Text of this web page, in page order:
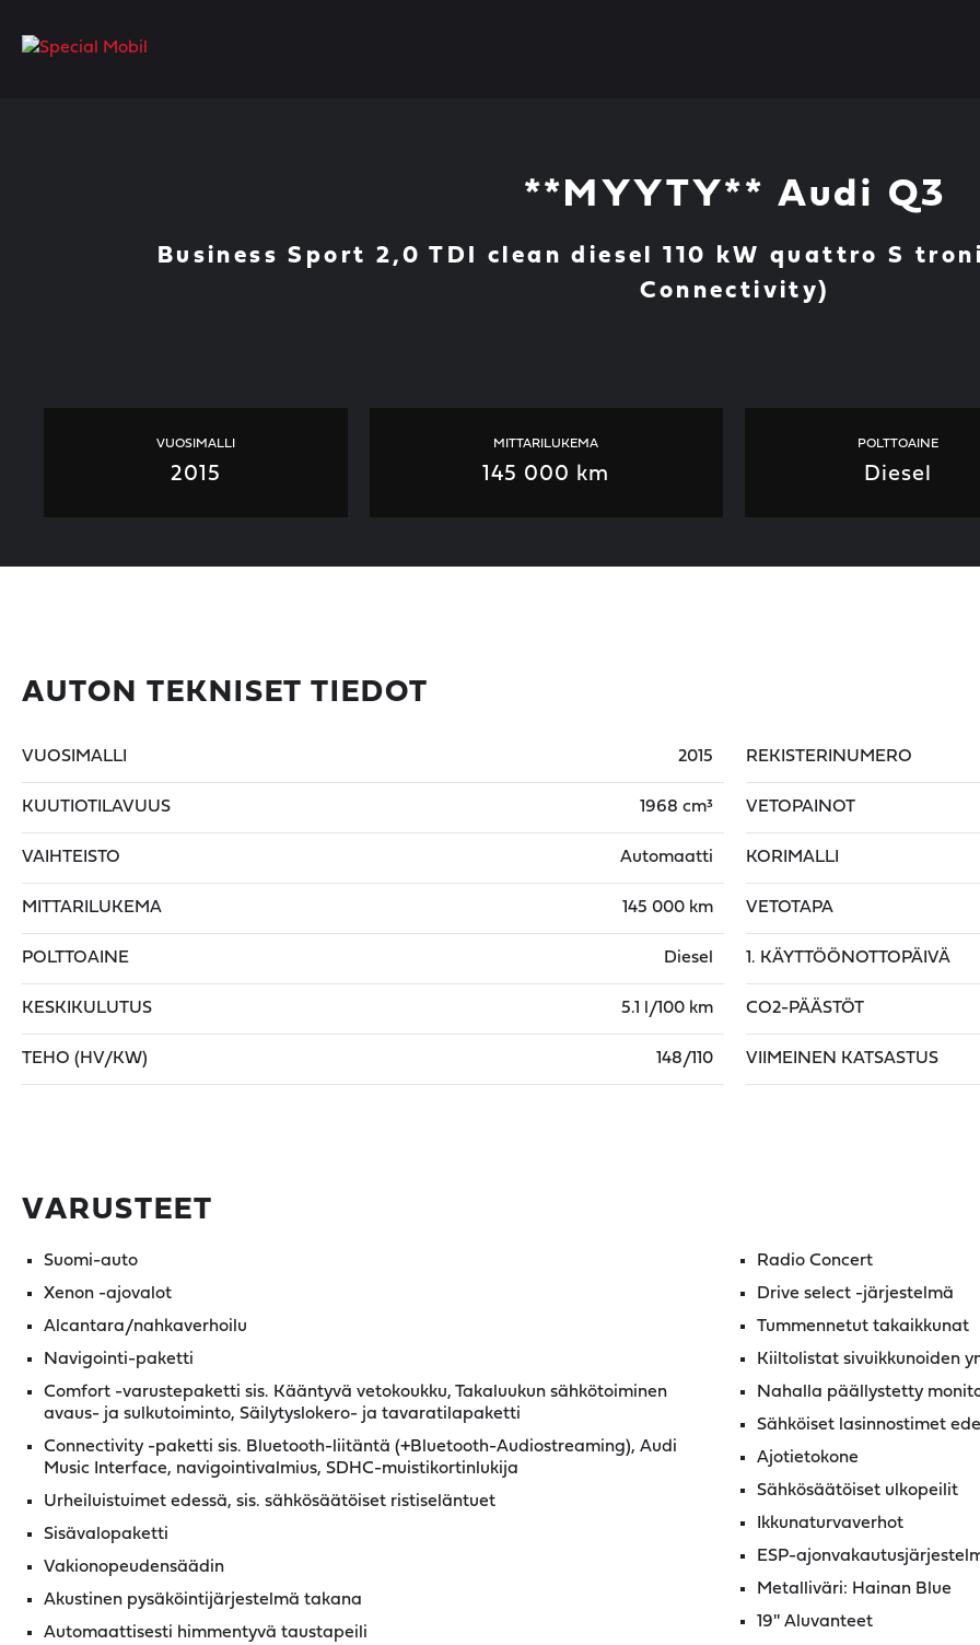
**MYYTY** Audi Q3
Business Sport 2,0 TDI clean diesel 110 kW quattro S
Connectivity)
VUOSIMALLI
2015
MITTARILUKEMA
145 000 km
POLTTOAINE
Diesel
AUTON TEKNISET TIEDOT
VUOSIMALLI 2015
KUUTIOTILAVUUS 1968 cm³
VAIHTEISTO Automaatti
MITTARILUKEMA 145 000 km
POLTTOAINE Diesel
KESKIKULUTUS 5.1 l/100 km
TEHO (HV/KW) 148/110
REKISTERINUMERO
VETOPAINOT
KORIMALLI
VETOTAPA
1. KÄYTTÖÖNOTTOPÄIVÄ
CO2-PÄÄSTÖT
VIIMEINEN KATSASTUS
VARUSTEET
Suomi-auto
Xenon -ajovalot
Alcantara/nahkaverhoilu
Navigointi-paketti
Comfort -varustepaketti sis. Kääntyvä vetokoukku, Takaluukun sähkötoiminen
avaus- ja sulkutoiminto, Säilytyslokero- ja tavaratilapaketti
Connectivity -paketti sis. Bluetooth-liitäntä (+Bluetooth-Audiostreaming), Audi
Music Interface, navigointivalmius, SDHC-muistikortinlukija
Urheiluistuimet edessä, sis. sähkösäätöiset ristiseläntuet
Sisävalopaketti
Vakionopeudensäädin
Akustinen pysäköintijärjestelmä takana
Automaattisesti himmentyvä taustapeili
Radio Concert
Drive select -järjestelmä
Tummennetut takaikkunat
Kiiltolistat sivuikkunoiden
Nahalla päällystetty
Sähköiset lasinnostimet
Ajotietokone
Sähkösäätöiset ulkopeilit
Ikkunaturvaverhot
ESP-
Metalliväri: Hainan Blue
19'' Aluvanteet